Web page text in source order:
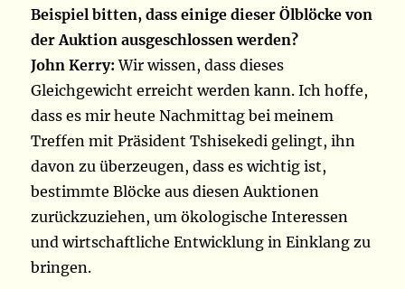
Beispiel bitten, dass einige dieser Ölblöcke von
der Auktion ausgeschlossen werden?
John Kerry:Wir wissen, dass dieses
Gleichgewicht erreicht werden kann. Ich hoffe,
dass es mir heute Nachmittag bei meinem
Treffen mit Präsident Tshisekedi gelingt, ihn
davon zu überzeugen, dass es wichtig ist,
bestimmte Blöcke aus diesen Auktionen
zurückzuziehen, um ökologische Interessen
und wirtschaftliche Entwicklung in Einklang zu
bringen.